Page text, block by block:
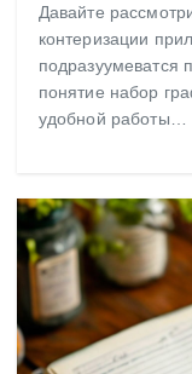
Давайте
контеризации
подразуумеватся
понятие набор
удобной работы…